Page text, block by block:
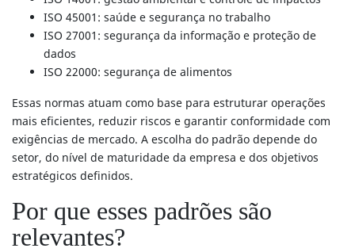
ISO 45001: saúde e segurança no trabalho
ISO 27001: segurança da informação e proteção de
dados
ISO 22000: segurança de alimentos
Essas normas atuam como base para estruturar operações
mais eficientes, reduzir riscos e garantir conformidade com
exigências de mercado. A escolha do padrão depende do
setor, do nível de maturidade da empresa e dos objetivos
estratégicos definidos.
Por que esses padrões são
relevantes?